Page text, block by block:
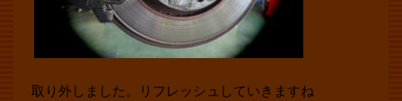
取り外しました。リフレッシュしていきますね